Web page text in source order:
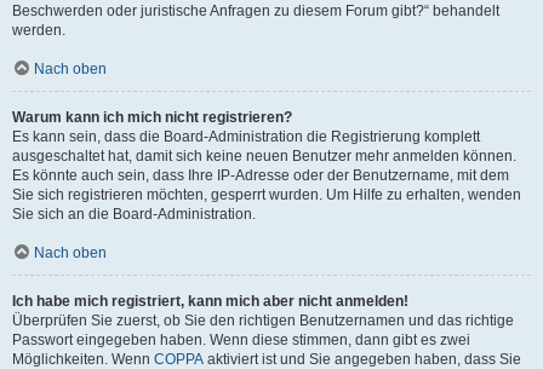
Beschwerden oder juristische Anfragen zu diesem Forum gibt?“ behandelt
werden.
Nach oben
Warum kann ich mich nicht registrieren?
Es kann sein, dass die Board-Administration die Registrierung komplett
ausgeschaltet hat, damit sich keine neuen Benutzer mehr anmelden können.
Es könnte auch sein, dass Ihre IP-Adresse oder der Benutzername, mit dem
Sie sich registrieren möchten, gesperrt wurden. Um Hilfe zu erhalten, wenden
Sie sich an die Board-Administration.
Nach oben
Ich habe mich registriert, kann mich aber nicht anmelden!
Überprüfen Sie zuerst, ob Sie den richtigen Benutzernamen und das richtige
Passwort eingegeben haben. Wenn diese stimmen, dann gibt es zwei
Möglichkeiten. Wenn COPPA aktiviert ist und Sie angegeben haben, dass Sie